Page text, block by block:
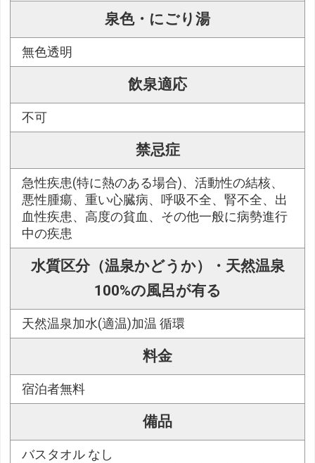
泉色・にごり湯
無色透明
飲泉適応
不可
禁忌症
急性疾患(特に熱のある場合)、活動性の結核、
悪性腫瘍、重い心臓病、呼吸不全、腎不全、出
血性疾患、高度の貧血、その他一般に病勢進行
中の疾患
水質区分（温泉かどうか）・天然温泉
100%の風呂が有る
天然温泉加水(適温)加温 循環
料金
宿泊者無料
備品
バスタオル なし